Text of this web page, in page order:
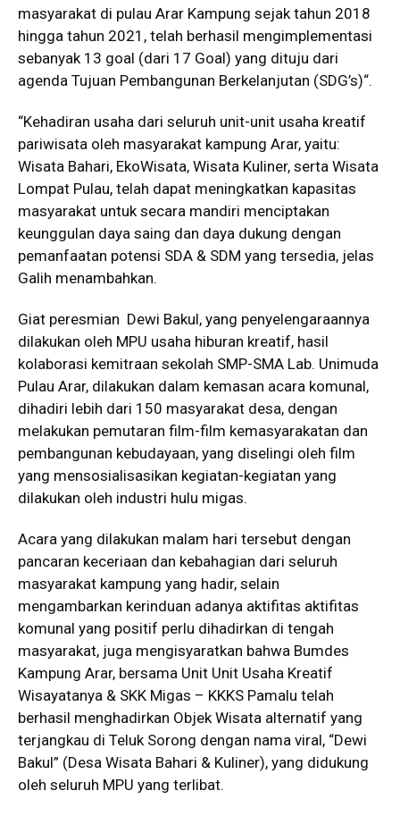
masyarakat di pulau Arar Kampung sejak tahun 2018
hingga tahun 2021, telah berhasil mengimplementasi
sebanyak 13 goal (dari 17 Goal) yang dituju dari
agenda Tujuan Pembangunan Berkelanjutan (SDG’s)“.
“Kehadiran usaha dari seluruh unit-unit usaha kreatif
pariwisata oleh masyarakat kampung Arar, yaitu:
Wisata Bahari, EkoWisata, Wisata Kuliner, serta Wisata
Lompat Pulau, telah dapat meningkatkan kapasitas
masyarakat untuk secara mandiri menciptakan
keunggulan daya saing dan daya dukung dengan
pemanfaatan potensi SDA & SDM yang tersedia, jelas
Galih menambahkan.
Giat peresmian Dewi Bakul, yang penyelengaraannya
dilakukan oleh MPU usaha hiburan kreatif, hasil
kolaborasi kemitraan sekolah SMP-SMA Lab. Unimuda
Pulau Arar, dilakukan dalam kemasan acara komunal,
dihadiri lebih dari 150 masyarakat desa, dengan
melakukan pemutaran film-film kemasyarakatan dan
pembangunan kebudayaan, yang diselingi oleh film
yang mensosialisasikan kegiatan-kegiatan yang
dilakukan oleh industri hulu migas.
Acara yang dilakukan malam hari tersebut dengan
pancaran keceriaan dan kebahagian dari seluruh
masyarakat kampung yang hadir, selain
mengambarkan kerinduan adanya aktifitas aktifitas
komunal yang positif perlu dihadirkan di tengah
masyarakat, juga mengisyaratkan bahwa Bumdes
Kampung Arar, bersama Unit Unit Usaha Kreatif
Wisayatanya & SKK Migas – KKKS Pamalu telah
berhasil menghadirkan Objek Wisata alternatif yang
terjangkau di Teluk Sorong dengan nama viral, “Dewi
Bakul” (Desa Wisata Bahari & Kuliner), yang didukung
oleh seluruh MPU yang terlibat.